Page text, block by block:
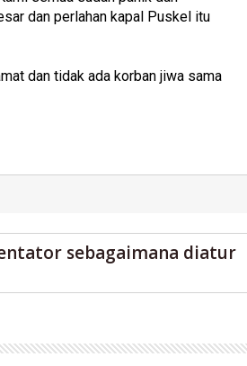
dan perlahan kapal Puskel itu
dan tidak ada korban jiwa sama
sebagaimana diatur